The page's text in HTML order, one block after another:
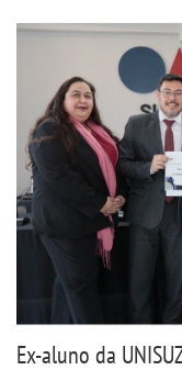
REGIMENTOS
REGULAMENTOS
SECRETARIA
TIID
Ex-aluno da